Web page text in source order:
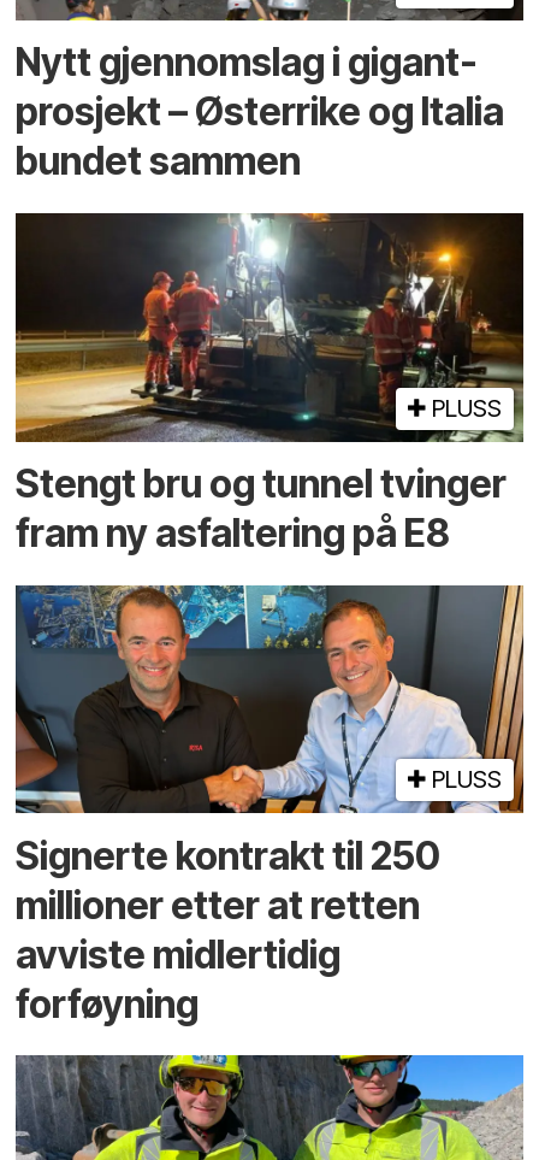
Nytt gjennomslag i gigant­
prosjekt – Østerrike og Italia
bundet sammen
PLUSS
Stengt bru og tunnel tvinger
fram ny asfaltering på E8
PLUSS
Signerte kontrakt til 250
millioner etter at retten
avviste midlertidig
forføyning